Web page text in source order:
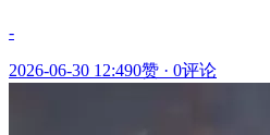
-
2026-06-30 12:490赞 · 0评论